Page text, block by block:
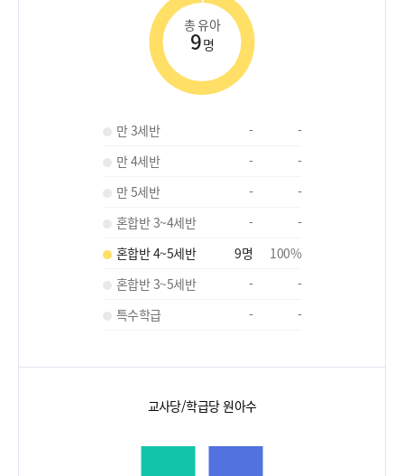
총 유아
9명
만 3세반 -
-
만 4세반
-
-
만 5세반
-
-
혼합반 3~4세반
-
-
혼합반 4~5세반
9명 100%
혼합반 3~5세반
-
-
특수학급
- -
교사당/학급당 원아수